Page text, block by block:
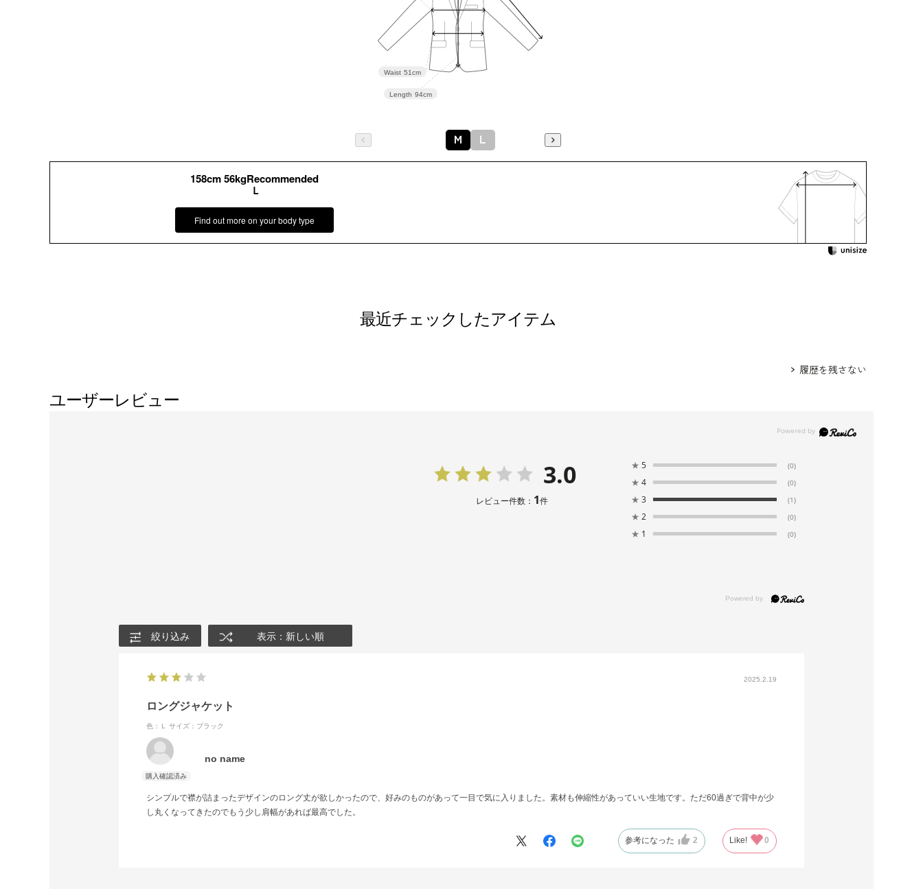
※モデル：身長166cm 9号着用
Length 94cm
Waist 51cm
Ｍ Ｌ
158cm 56kgRecommended
Ｌ
Find out more on your body type
最近チェックしたアイテム
履歴を残さない
ユーザーレビュー
3.0
レビュー件数： 1件
★ 5 (0)
★ 4 (0)
★ 3 (1)
★ 2 (0)
★ 1 (0)
絞り込み 表示：新しい順
2025.2.19
ロングジャケット
色：Ｌ サイズ：ブラック
no name
シンプルで襟が詰まったデザインのロング丈が欲しかったので、好みのものがあって一目で気に入りました。素材も伸縮性があっていい生地です。ただ60過ぎで背中が少
し丸くなってきたのでもう少し肩幅があれば最高でした。
参考になった 2 Like! 0